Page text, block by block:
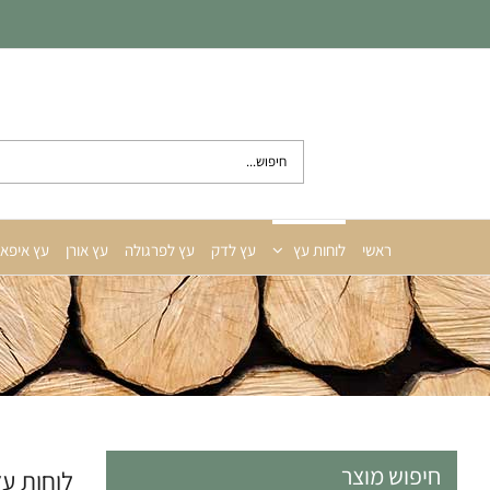
חיפוש...
ראשי לוחות עץ עץ לדק עץ לפרגולה עץ אורן עץ
לוחות חיפוש מוצר